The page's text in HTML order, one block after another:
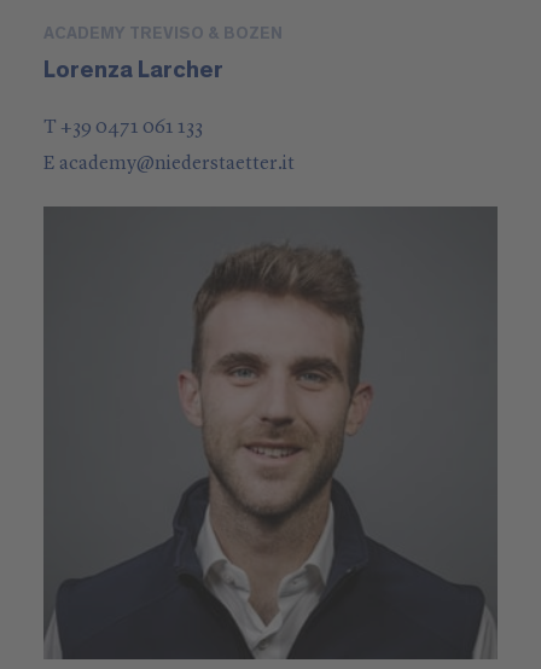
ACADEMY TREVISO & BOZEN
Lorenza Larcher
T +39 0471 061 133
E academy@niederstaetter.it